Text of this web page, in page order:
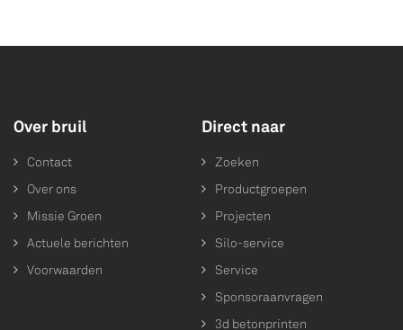
Over bruil
Contact
Over ons
Missie Groen
Actuele berichten
Voorwaarden
Direct naar
Zoeken
Productgroepen
Projecten
Silo-service
Service
Sponsoraanvragen
3d betonprinten